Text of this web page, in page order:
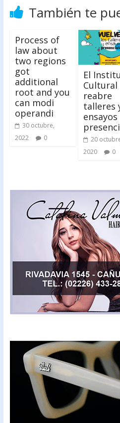
También te
Process of
law about
two regions
got
additional
root and you
can modi
operandi
30 octubre,
2022
0
El
Cultural
reabre
talleres
ensayos
20
2020
0